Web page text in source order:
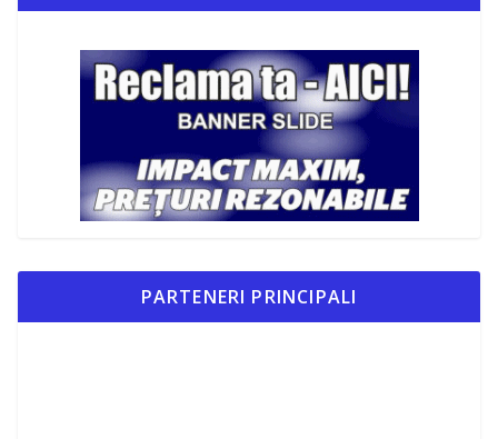
PARTENERI PRINCIPALI